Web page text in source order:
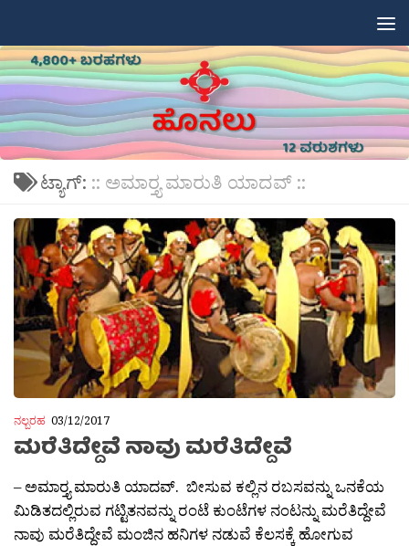
ಟ್ಯಾಗ್: :: ಅಮಾರ‍್ತ್ಯ ಮಾರುತಿ ಯಾದವ್ ::
ನಲ್ಬರಹ 03/12/2017
ಮರೆತಿದ್ದೇವೆ ನಾವು ಮರೆತಿದ್ದೇವೆ
– ಅಮಾರ‍್ತ್ಯ ಮಾರುತಿ ಯಾದವ್. ಬೀಸುವ ಕಲ್ಲಿನ ರಬಸವನ್ನು ಒನಕೆಯ
ಮಿಡಿತದಲ್ಲಿರುವ ಗಟ್ಟಿತನವನ್ನು ರಂಟೆ ಕುಂಟೆಗಳ ನಂಟನ್ನು ಮರೆತಿದ್ದೇವೆ
ನಾವು ಮರೆತಿದ್ದೇವೆ ಮಂಜಿನ ಹನಿಗಳ ನಡುವೆ ಕೆಲಸಕ್ಕೆ ಹೋಗುವ